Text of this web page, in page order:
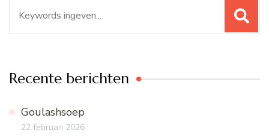
naar:
Recente berichten
Goulashsoep
22 februari 2026